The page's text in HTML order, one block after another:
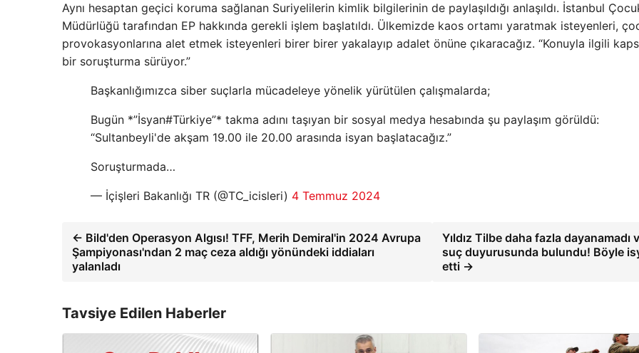
Aynı hesaptan geçici koruma sağlanan Suriyelilerin kimlik bilgilerinin de paylaşıldığı anlaşıldı. İstanbul
Müdürlüğü tarafından EP hakkında gerekli işlem başlatıldı. Ülkemizde kaos ortamı yaratmak isteyenleri,
provokasyonlarına alet etmek isteyenleri birer birer yakalayıp adalet önüne çıkaracağız. “Konuyla ilgili
bir soruşturma sürüyor.”
Başkanlığımızca siber suçlarla mücadeleye yönelik yürütülen çalışmalarda;
Bugün *”İsyan#Türkiye”* takma adını taşıyan bir sosyal medya hesabında şu paylaşım görüldü:
“Sultanbeyli'de akşam 19.00 ile 20.00 arasında isyan başlatacağız.”
Soruşturmada…
— İçişleri Bakanlığı TR (@TC_icisleri) 4 Temmuz 2024
← Bild'den Operasyon Algısı! TFF, Merih Demiral'in 2024 Avrupa
Şampiyonası'ndan 2 maç ceza aldığı yönündeki iddiaları
yalanladı
Yıldız Tilbe daha fazla dayanamadı
suç duyurusunda bulundu! Böyle
etti →
Tavsiye Edilen Haberler